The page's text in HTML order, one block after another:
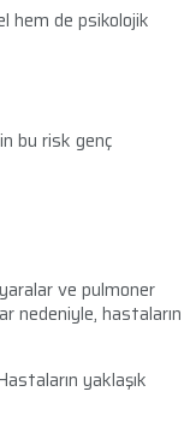
hem de psikolojik
bu risk genç
ve pulmoner
nedeniyle, hastaların
yaklaşık